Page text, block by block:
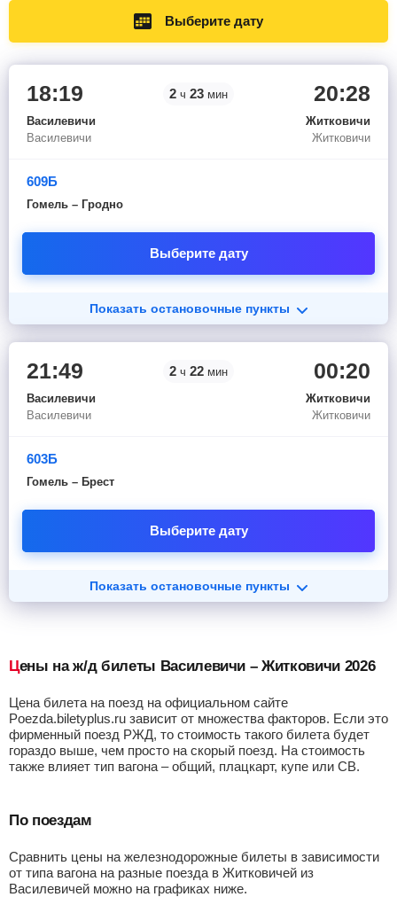
Выберите дату
18:19
Василевичи
Василевичи
2 ч 23 мин 20:28
Житковичи
Житковичи
609Б
Гомель – Гродно
Выберите дату
Показать остановочные пункты
21:49
Василевичи
Василевичи
2 ч 22 мин 00:20
Житковичи
Житковичи
603Б
Гомель – Брест
Выберите дату
Показать остановочные пункты
Цены на ж/д билеты Василевичи – Житковичи 2026
Цена билета на поезд на официальном сайте
Poezda.biletyplus.ru зависит от множества факторов. Если это
фирменный поезд РЖД, то стоимость такого билета будет
гораздо выше, чем просто на скорый поезд. На стоимость
также влияет тип вагона – общий, плацкарт, купе или СВ.
По поездам
Сравнить цены на железнодорожные билеты в зависимости
от типа вагона на разные поезда в Житковичей из
Василевичей можно на графиках ниже.